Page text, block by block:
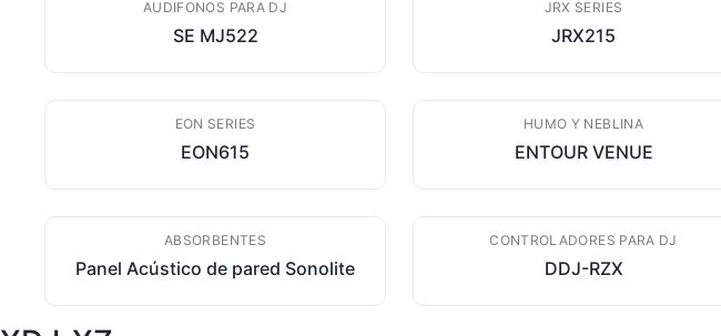
AUDIFONOS PARA DJ
SE MJ522
JRX SERIES
JRX215
EON SERIES
EON615
HUMO Y NEBLINA
ENTOUR VENUE
ABSORBENTES
Panel Acústico de pared Sonolite
CONTROLADORES PARA DJ
DDJ-RZX